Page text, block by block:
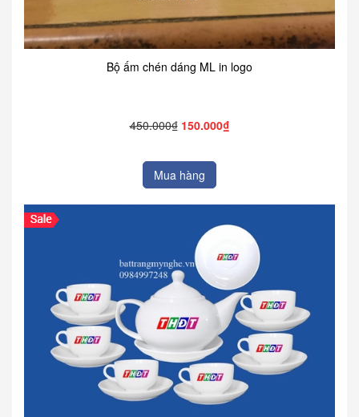
Bộ ấm chén dáng ML in logo
450.000₫ 150.000₫
Mua hàng